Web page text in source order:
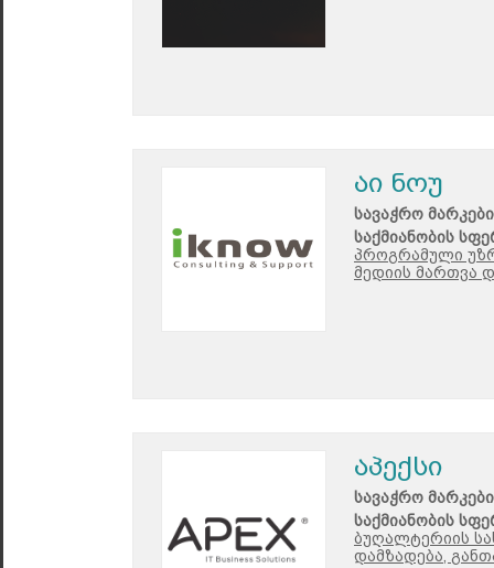
აი ნოუ
სავაჭრო
საქმიანობის
პროგრამული
მედიის მართვა
აპექსი
სავაჭრო
საქმიანობის
ბუღალტერიის
დამზადება,